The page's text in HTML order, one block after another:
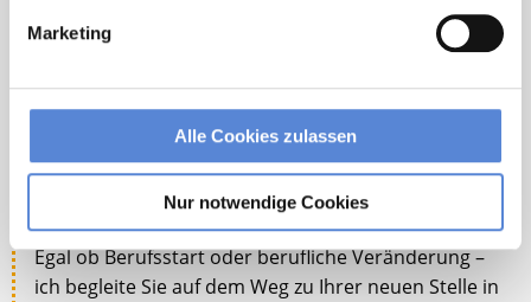
Marketing
Alle Cookies zulassen
Nur notwendige Cookies
Ansprechpartner
Egal ob Berufsstart oder berufliche Veränderung –
ich begleite Sie auf dem Weg zu Ihrer neuen Stelle in